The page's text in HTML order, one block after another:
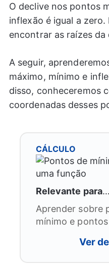
O declive nos pontos
inflexão é igual a
encontrar as raízes da
A seguir,
máximo, mínimo e
disso, conheceremos
coordenadas desses
CÁLCULO
Relevante para…
Aprender sobre
mínimo e
Ver